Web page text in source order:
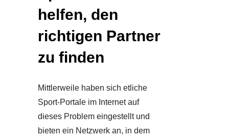
helfen, den
richtigen Partner
zu finden
Mittlerweile haben sich etliche
Sport-Portale im Internet auf
dieses Problem eingestellt und
bieten ein Netzwerk an, in dem